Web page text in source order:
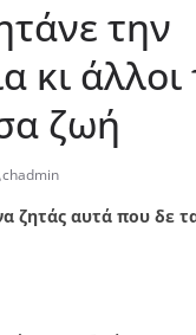
την
κι άλλοι
ζωή
chadmin
ζητάς αυτά που δε